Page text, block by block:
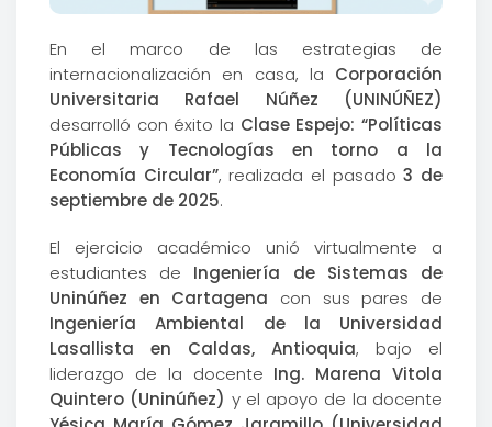
En el marco de las estrategias de
internacionalización en casa, la Corporación
Universitaria Rafael Núñez (UNINÚÑEZ)
desarrolló con éxito la Clase Espejo: “Políticas
Públicas y Tecnologías en torno a la
Economía Circular”, realizada el pasado3 de
septiembre de 2025.
El ejercicio académico unió virtualmente a
estudiantes de Ingeniería de Sistemas de
Uninúñez en Cartagena con sus pares de
Ingeniería Ambiental de la Universidad
Lasallista en Caldas, Antioquia, bajo el
liderazgo de la docente Ing. Marena Vitola
Quintero (Uninúñez) y el apoyo de la docente